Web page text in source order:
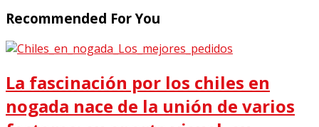
Recommended For You
La fascinación por los chiles en
nogada nace de la unión de varios